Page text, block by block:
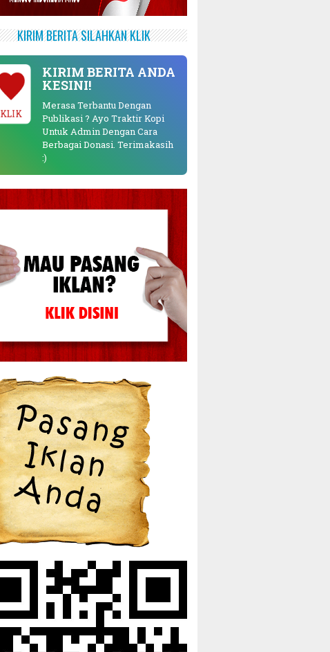
KIRIM BERITA SILAHKAN KLIK
KLIK
KIRIM BERITA ANDA
KESINI!
Merasa Terbantu Dengan
Publikasi ? Ayo Traktir Kopi
Untuk Admin Dengan Cara
Berbagai Donasi. Terimakasih
:)